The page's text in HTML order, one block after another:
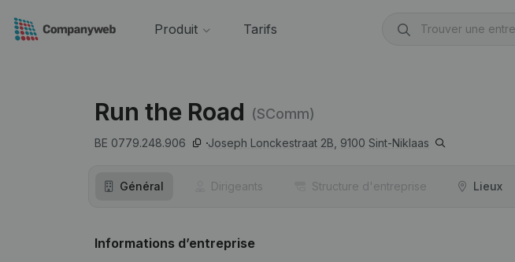
Produit Tarifs
Run the Road (SComm)
BE 0779.248.906 Joseph Lonckestraat 2B, 9100 Sint-Niklaas
Général Dirigeants Structure d'entreprise Lieux
Informations d’entreprise